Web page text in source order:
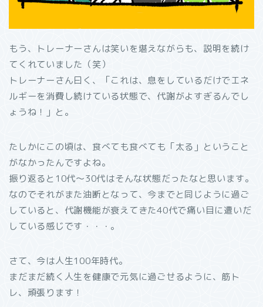
もう、トレーナーさんは笑いを堪えながらも、説明を続け
てくれていました（笑）
トレーナーさん曰く、「これは、息をしているだけでエネ
ルギーを消費し続けている状態で、代謝がよすぎるんでし
ょうね！」と。
たしかにこの頃は、食べても食べても「太る」ということ
がなかったんですよね。
振り返ると10代～30代はそんな状態だったなと思います。
なのでそれがまた油断となって、今までと同じように過ご
していると、代謝機能が衰えてきた40代で痛い目に遭いだ
している感じです・・・。
さて、今は人生100年時代。
まだまだ続く人生を健康で元気に過ごせるように、筋ト
レ、頑張ります！